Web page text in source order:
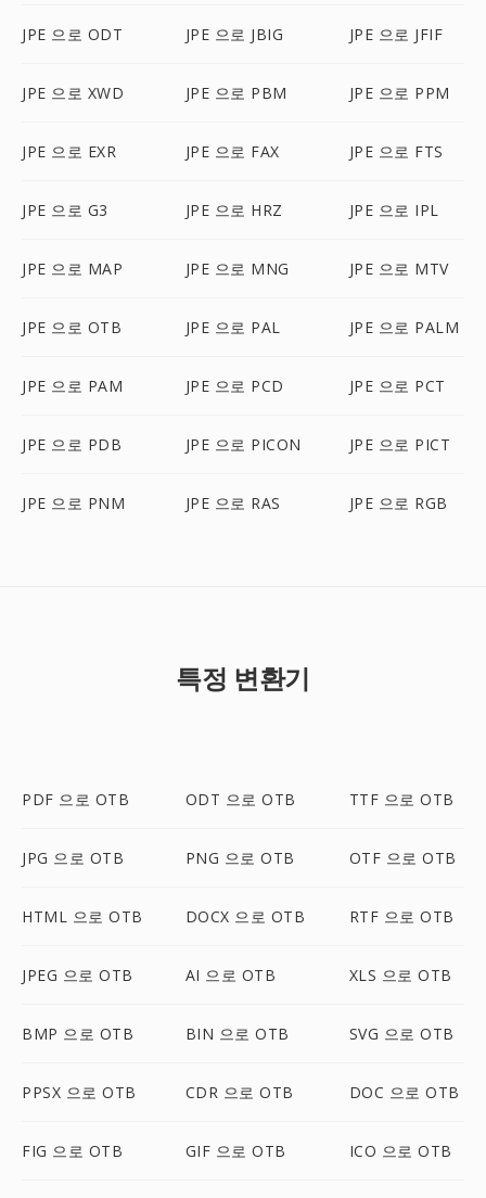
JPE 으로 ODT JPE 으로 JBIG JPE 으로 JFIF
JPE 으로 XWD JPE 으로 PBM JPE 으로 PPM
JPE 으로 EXR JPE 으로 FAX JPE 으로 FTS
JPE 으로 G3 JPE 으로 HRZ JPE 으로 IPL
JPE 으로 MAP JPE 으로 MNG JPE 으로 MTV
JPE 으로 OTB JPE 으로 PAL JPE 으로 PALM
JPE 으로 PAM JPE 으로 PCD JPE 으로 PCT
JPE 으로 PDB JPE 으로 PICON JPE 으로 PICT
JPE 으로 PNM JPE 으로 RAS JPE 으로 RGB
특정 변환기
PDF 으로 OTB ODT 으로 OTB TTF 으로 OTB
JPG 으로 OTB PNG 으로 OTB OTF 으로 OTB
HTML 으로 OTB DOCX 으로 OTB RTF 으로 OTB
JPEG 으로 OTB AI 으로 OTB XLS 으로 OTB
BMP 으로 OTB BIN 으로 OTB SVG 으로 OTB
PPSX 으로 OTB CDR 으로 OTB DOC 으로 OTB
FIG 으로 OTB GIF 으로 OTB ICO 으로 OTB